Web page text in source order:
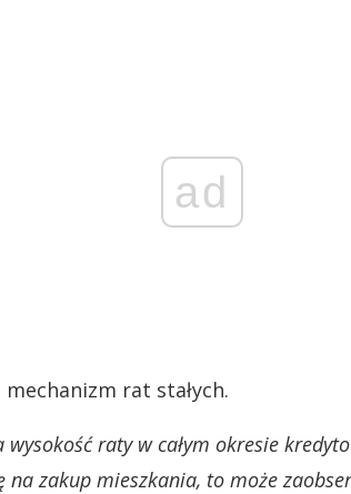
ad
rat stałych.
wysokość raty w całym okresie
na zakup mieszkania, to może